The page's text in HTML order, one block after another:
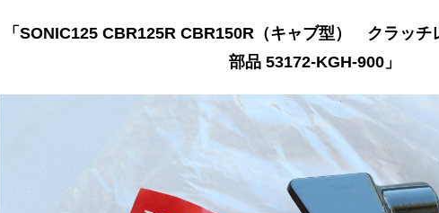
「SONIC125 CBR125R CBR150R（キャブ型） クラッ
部品 53172-KGH-900」